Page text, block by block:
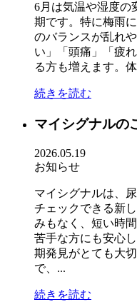
6月は気温や湿度の
期です。特に梅雨
のバランスが乱れ
い」「頭痛」「疲
る方も増えます。
続きを読む
マイシグナルの
2026.05.19
お知らせ
マイシグナルは、
チェックできる新
みもなく、短い時
苦手な方にも安心
期発見がとても大
で、...
続きを読む